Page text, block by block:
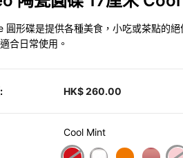
圓形碟是提供各種美食，小吃或茶點的
合日常使用。
HK$ 260.00
Cool Mint